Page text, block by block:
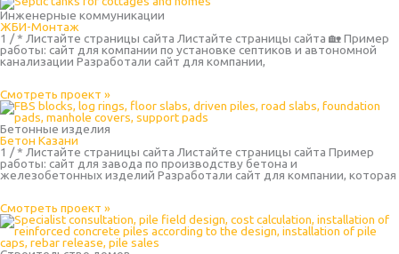
Инженерные коммуникации
ЖБИ-Монтаж
1 / * Листайте страницы сайта Листайте страницы сайта 🏡 Пример
работы: сайт для компании по установке септиков и автономной
канализации Разработали сайт для компании,
Смотреть проект »
Бетонные изделия
Бетон Казани
1 / * Листайте страницы сайта Листайте страницы сайта Пример
работы: сайт для завода по производству бетона и
железобетонных изделий Разработали сайт для компании, которая
Смотреть проект »